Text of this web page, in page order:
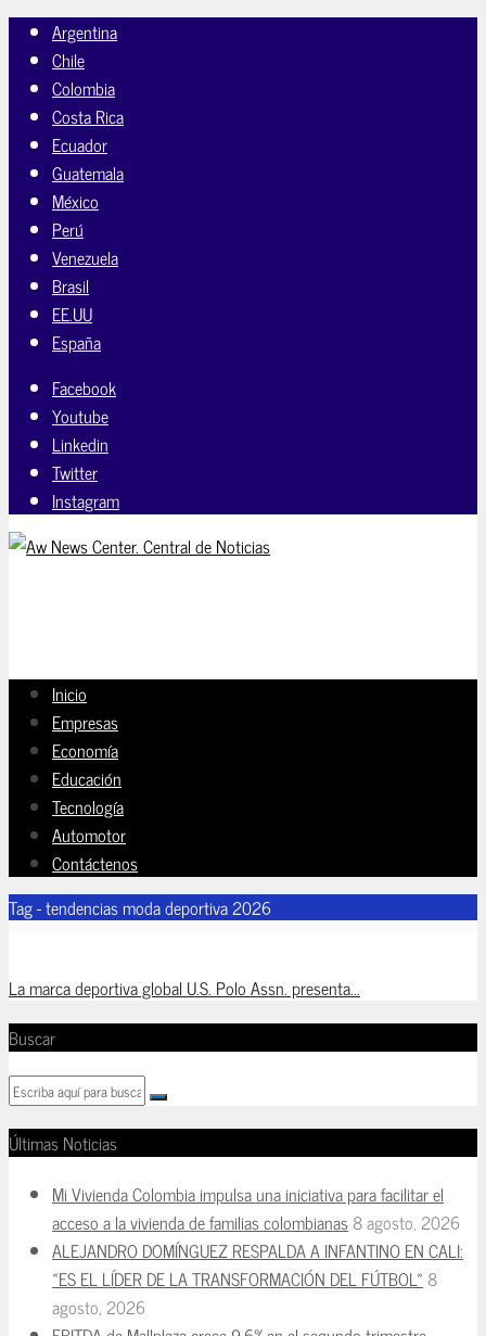
Argentina
Chile
Colombia
Costa Rica
Ecuador
Guatemala
México
Perú
Venezuela
Brasil
EE.UU
España
Facebook
Youtube
Linkedin
Twitter
Instagram
Inicio
Empresas
Economía
Educación
Tecnología
Automotor
Contáctenos
Tag - tendencias moda deportiva 2026
La marca deportiva global U.S. Polo Assn. presenta...
Buscar
Últimas Noticias
Mi Vivienda Colombia impulsa una iniciativa para facilitar el
acceso a la vivienda de familias colombianas8 agosto, 2026
ALEJANDRO DOMÍNGUEZ RESPALDA A INFANTINO EN CALI:
«ES EL LÍDER DE LA TRANSFORMACIÓN DEL FÚTBOL» 8
agosto, 2026